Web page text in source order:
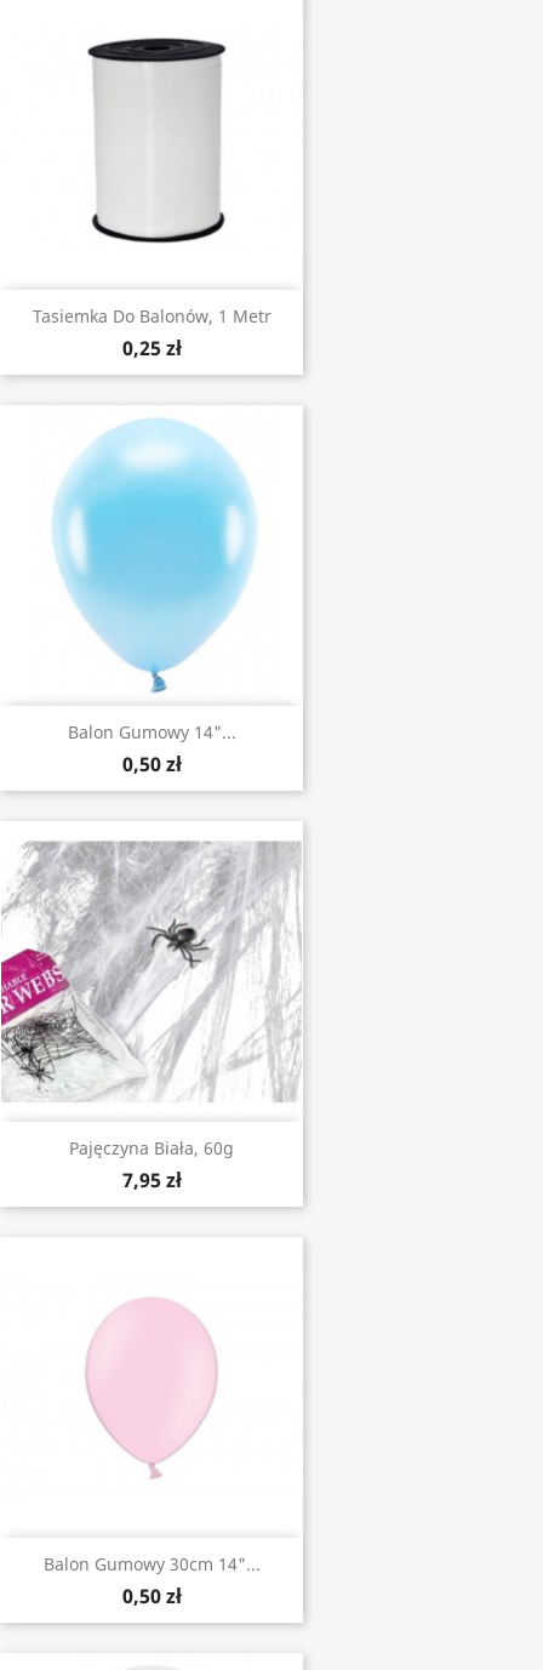
Tasiemka Do Balonów, 1 Metr
0,25 zł
Balon Gumowy 14"...
0,50 zł
Pajęczyna Biała, 60g
7,95 zł
Balon Gumowy 30cm 14"...
0,50 zł